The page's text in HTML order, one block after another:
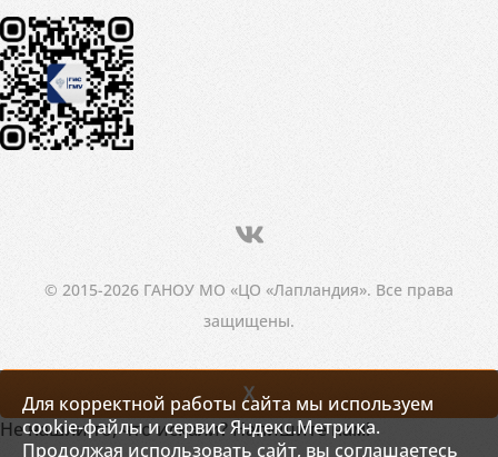
© 2015-2026 ГАНОУ МО «ЦО «Лапландия». Все права
защищены.
Для корректной работы сайта мы используем
cookie-файлы и сервис Яндекс.Метрика.
Продолжая использовать сайт, вы соглашаетесь
X
Не нашли то, что искали? Напишите нам!